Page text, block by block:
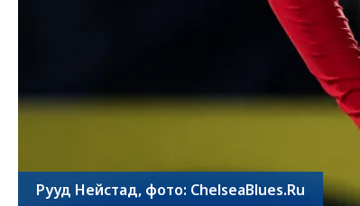
Рууд Нейстад, фото: ChelseaBlues.Ru